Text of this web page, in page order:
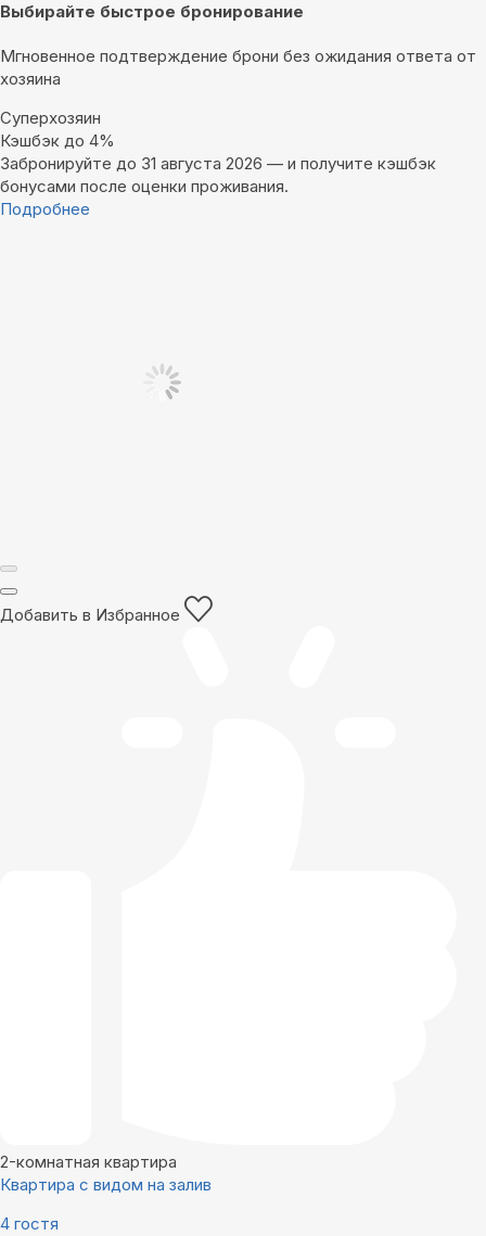
Выбирайте быстрое бронирование
Мгновенное подтверждение брони без ожидания ответа от
хозяина
Суперхозяин
Кэшбэк до 4%
Забронируйте до 31 августа 2026 — и получите кэшбэк
бонусами после оценки проживания.
Подробнее
Добавить в Избранное
2-комнатная квартира
Квартира с видом на залив
4 гостя